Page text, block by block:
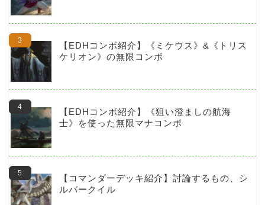
【EDHコンボ紹介】《ミケウス》&《トリス
ケリオン》の無限コンボ
【EDHコンボ紹介】《狙い澄ましの航海
士》を使った無限マナコンボ
【コマンダーデッキ紹介】討論するもの、シ
ルバークイル